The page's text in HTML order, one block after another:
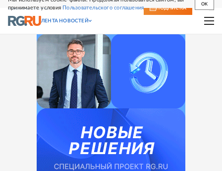
принимаете условия Пользовательского соглашения
OK
СВЕЖИЙ НОМЕР ПОДПИСКА
ЛЕНТА НОВОСТЕЙ